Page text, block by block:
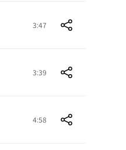
3:47
3:39
4:58